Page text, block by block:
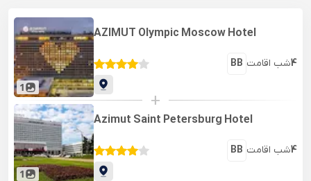
1
AZIMUT Olympic Moscow Hotel
BB شب اقامت4
+
1
Azimut Saint Petersburg Hotel
BB شب اقامت4